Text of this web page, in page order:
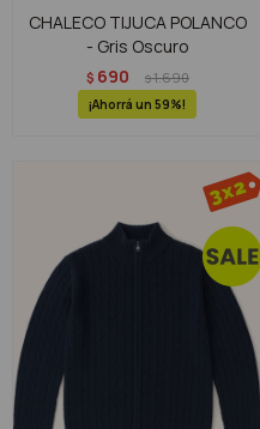
CHALECO TIJUCA POLANCO
- Gris Oscuro
$ 690 $1.690
59